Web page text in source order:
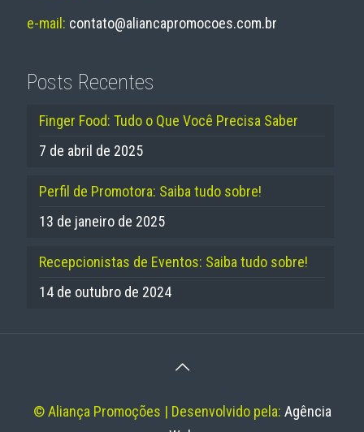
e-mail: contato@aliancapromocoes.com.br
Posts Recentes
Finger Food: Tudo o Que Você Precisa Saber
7 de abril de 2025
Perfil de Promotora: Saiba tudo sobre!
13 de janeiro de 2025
Recepcionistas de Eventos: Saiba tudo sobre!
14 de outubro de 2024
© Aliança Promoções | Desenvolvido pela: Agência